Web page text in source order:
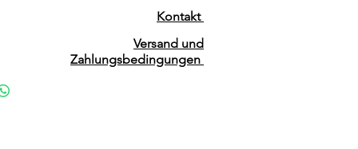
Kontakt
Versand und
Zahlungsbedingungen